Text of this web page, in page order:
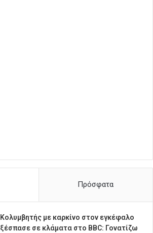
Πρόσφατα
Κολυμβητής με καρκίνο στον εγκέφαλο
ξέσπασε σε κλάματα στο BBC: Γονατίζω